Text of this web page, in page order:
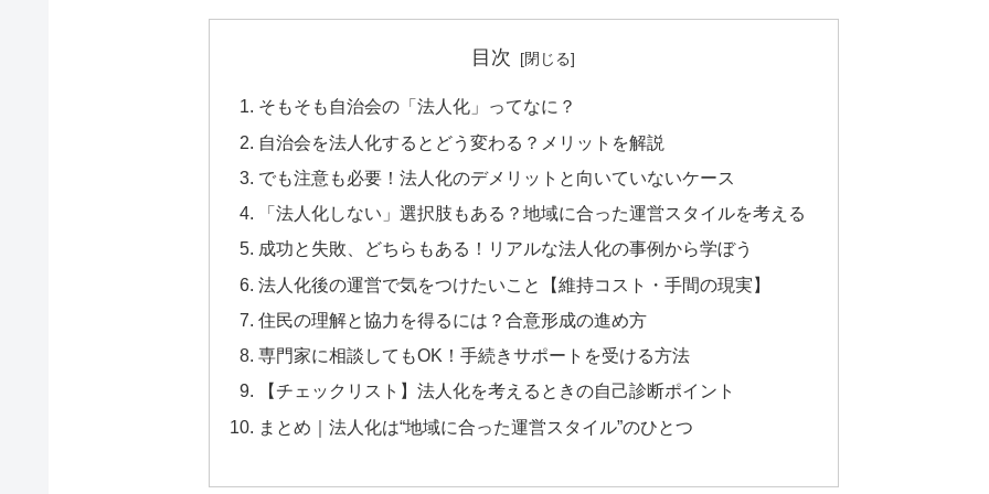
目次
そもそも自治会の「法人化」ってなに？
自治会を法人化するとどう変わる？メリットを解説
でも注意も必要！法人化のデメリットと向いていないケース
「法人化しない」選択肢もある？地域に合った運営スタイルを考える
成功と失敗、どちらもある！リアルな法人化の事例から学ぼう
法人化後の運営で気をつけたいこと【維持コスト・手間の現実】
住民の理解と協力を得るには？合意形成の進め方
専門家に相談してもOK！手続きサポートを受ける方法
【チェックリスト】法人化を考えるときの自己診断ポイント
まとめ｜法人化は“地域に合った運営スタイル”のひとつ